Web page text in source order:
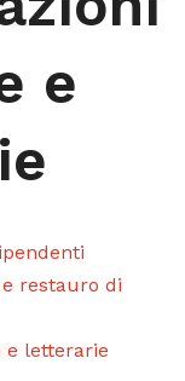
e
restauro di
e letterarie